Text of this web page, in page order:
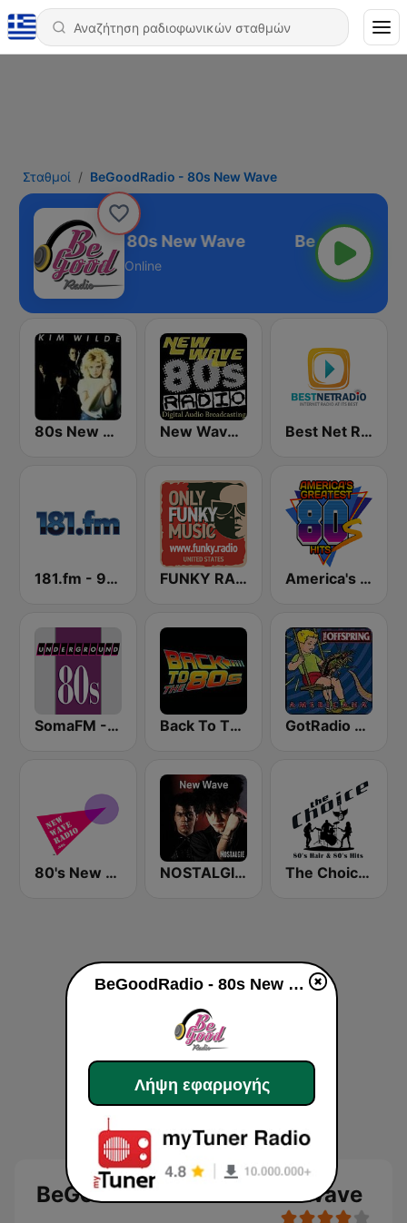
Σταθμοί BeGoodRadio - 80s New Wave
BeGoodRadio - 80s New Wave
Online
80s New Wave New Wave 80's Music Radio Best Net Radio - New Wave
181.fm - 90's Alternative FUNKY RADIO (USA) America's Greatest 80s Hits
SomaFM - Underground 80's Back To The 80's Radio GotRadio - 90's Alternative
80's New Wave Radio - NewWaveRadio.org NOSTALGIE NEW WAVE The Choice - 80's Hair & 80's Hits
BeGoodRadio - 80s New Wave
BeGoodRadio - 80s New Wave
Λήψη εφαρμογής